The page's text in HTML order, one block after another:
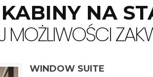
KABINY NA
MOŻLIWOŚCI
WINDOW SUITE